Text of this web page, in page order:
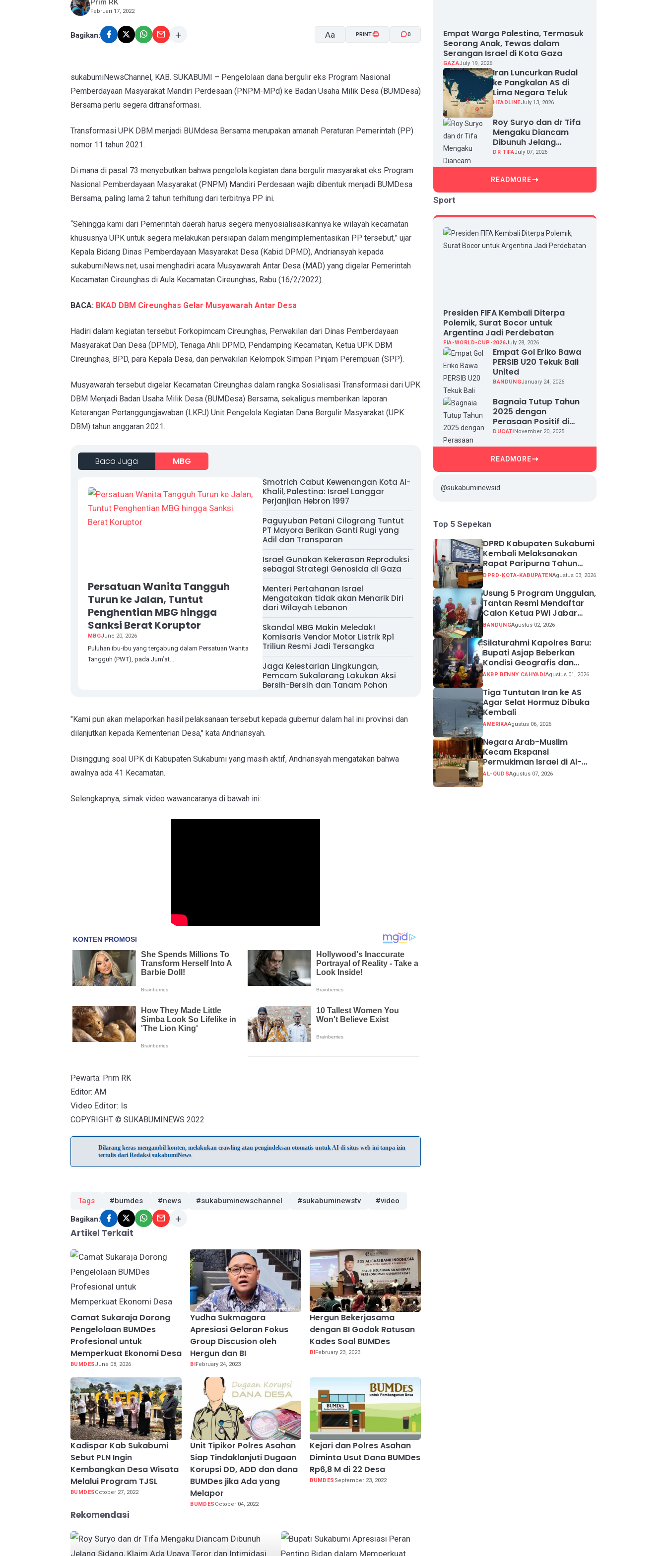
Prim RK
Februari 17, 2022
Bagikan: Aa
A-
PRINT 0
sukabumiNewsChannel, KAB. SUKABUMI – Pengelolaan dana bergulir eks Program Nasional
Pemberdayaan Masyarakat Mandiri Perdesaan (PNPM-MPd) ke Badan Usaha Milik Desa (BUMDesa)
Bersama perlu segera ditransformasi.
Transformasi UPK DBM menjadi BUMdesa Bersama merupakan amanah Peraturan Pemerintah (PP)
nomor 11 tahun 2021.
Di mana di pasal 73 menyebutkan bahwa pengelola kegiatan dana bergulir masyarakat eks Program
Nasional Pemberdayaan Masyarakat (PNPM) Mandiri Perdesaan wajib dibentuk menjadi BUMDesa
Bersama, paling lama 2 tahun terhitung dari terbitnya PP ini.
“Sehingga kami dari Pemerintah daerah harus segera menyosialisasikannya ke wilayah kecamatan
khususnya UPK untuk segera melakukan persiapan dalam mengimplementasikan PP tersebut,” ujar
Kepala Bidang Dinas Pemberdayaan Masyarakat Desa (Kabid DPMD), Andriansyah kepada
sukabumiNews.net, usai menghadiri acara Musyawarah Antar Desa (MAD) yang digelar Pemerintah
Kecamatan Cireunghas di Aula Kecamatan Cireunghas, Rabu (16/2/2022).
BACA: BKAD DBM Cireunghas Gelar Musyawarah Antar Desa
Hadiri dalam kegiatan tersebut Forkopimcam Cireunghas, Perwakilan dari Dinas Pemberdayaan
Masyarakat Dan Desa (DPMD), Tenaga Ahli DPMD, Pendamping Kecamatan, Ketua UPK DBM
Cireunghas, BPD, para Kepala Desa, dan perwakilan Kelompok Simpan Pinjam Perempuan (SPP).
Musyawarah tersebut digelar Kecamatan Cireunghas dalam rangka Sosialisasi Transformasi dari UPK
DBM Menjadi Badan Usaha Milik Desa (BUMDesa) Bersama, sekaligus memberikan laporan
Keterangan Pertanggungjawaban (LKPJ) Unit Pengelola Kegiatan Dana Bergulir Masyarakat (UPK
DBM) tahun anggaran 2021.
Baca Juga MBG
Persatuan Wanita Tangguh
Turun ke Jalan, Tuntut
Penghentian MBG hingga
Sanksi Berat Koruptor
MBGJune 20, 2026
Puluhan ibu-ibu yang tergabung dalam Persatuan Wanita
Tangguh (PWT), pada Jum’at...
Smotrich Cabut Kewenangan Kota Al-
Khalil, Palestina: Israel Langgar
Perjanjian Hebron 1997
Paguyuban Petani Cilograng Tuntut
PT Mayora Berikan Ganti Rugi yang
Adil dan Transparan
Israel Gunakan Kekerasan Reproduksi
sebagai Strategi Genosida di Gaza
Menteri Pertahanan Israel
Mengatakan tidak akan Menarik Diri
dari Wilayah Lebanon
Skandal MBG Makin Meledak!
Komisaris Vendor Motor Listrik Rp1
Triliun Resmi Jadi Tersangka
Jaga Kelestarian Lingkungan,
Pemcam Sukalarang Lakukan Aksi
Bersih-Bersih dan Tanam Pohon
"Kami pun akan melaporkan hasil pelaksanaan tersebut kepada gubernur dalam hal ini provinsi dan
dilanjutkan kepada Kementerian Desa," kata Andriansyah.
Disinggung soal UPK di Kabupaten Sukabumi yang masih aktif, Andriansyah mengatakan bahwa
awalnya ada 41 Kecamatan.
Selengkapnya, simak video wawancaranya di bawah ini:
Pewarta: Prim RK
Editor: AM
Video Editor: Is
COPYRIGHT © SUKABUMINEWS 2022
Dilarang keras mengambil konten, melakukan crawling atau pengindeksan otomatis untuk AI di situs web ini tanpa izin
tertulis dari Redaksi sukabumiNews
Tags #bumdes #news #sukabuminewschannel #sukabuminewstv #video
Bagikan:
Artikel Terkait
Camat Sukaraja Dorong
Pengelolaan BUMDes
Profesional untuk
Memperkuat Ekonomi Desa
BUMDESJune 08, 2026
Yudha Sukmagara
Apresiasi Gelaran Fokus
Group Discusion oleh
Hergun dan BI
BI February 24, 2023
Hergun Bekerjasama
dengan BI Godok Ratusan
Kades Soal BUMDes
BI February 23, 2023
Kadispar Kab Sukabumi
Sebut PLN Ingin
Kembangkan Desa Wisata
Melalui Program TJSL
BUMDESOctober 27, 2022
Unit Tipikor Polres Asahan
Siap Tindaklanjuti Dugaan
Korupsi DD, ADD dan dana
BUMDes jika Ada yang
Melapor
BUMDES October 04, 2022
Kejari dan Polres Asahan
Diminta Usut Dana BUMDes
Rp6,8 M di 22 Desa
BUMDES September 23, 2022
Rekomendasi
Empat Warga Palestina, Termasuk
Seorang Anak, Tewas dalam
Serangan Israel di Kota Gaza
GAZAJuly 19, 2026
Iran Luncurkan Rudal
ke Pangkalan AS di
Lima Negara Teluk
HEADLINEJuly 13, 2026
Roy Suryo dan dr Tifa
Mengaku Diancam
Dibunuh Jelang
Sidang, Klaim Ada
DR TIFAJuly 07, 2026
READMORE
Sport
Presiden FIFA Kembali Diterpa
Polemik, Surat Bocor untuk
Argentina Jadi Perdebatan
FIA-WORLD-CUP-2026July 28, 2026
Empat Gol Eriko Bawa
PERSIB U20 Tekuk Bali
United
BANDUNGJanuary 24, 2026
Bagnaia Tutup Tahun
2025 dengan
Perasaan Positif di
Valencia Test
DUCATINovember 20, 2025
READMORE
@sukabuminewsid
Top 5 Sepekan
DPRD Kabupaten Sukabumi
Kembali Melaksanakan
Rapat Paripurna Tahun
Sidang 2026
DPRD-KOTA-KABUPATENAgustus 03, 2026
Usung 5 Program Unggulan,
Tantan Resmi Mendaftar
Calon Ketua PWI Jabar
2026-2031
BANDUNGAgustus 02, 2026
Silaturahmi Kapolres Baru:
Bupati Asjap Beberkan
Kondisi Geografis dan
Potensi Kabupaten
AKBP BENNY CAHYADIAgustus 01, 2026
Tiga Tuntutan Iran ke AS
Agar Selat Hormuz Dibuka
Kembali
AMERIKAAgustus 06, 2026
Negara Arab-Muslim
Kecam Ekspansi
Permukiman Israel di Al-
Quds Timur
AL-QUDSAgustus 07, 2026